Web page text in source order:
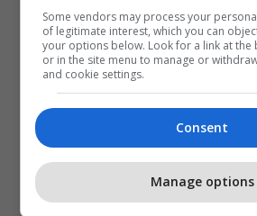
Some vendors may process your
of legitimate interest, which you can
your options below. Look for a link at
or in the site menu to manage or
and cookie settings.
Consent
Manage options